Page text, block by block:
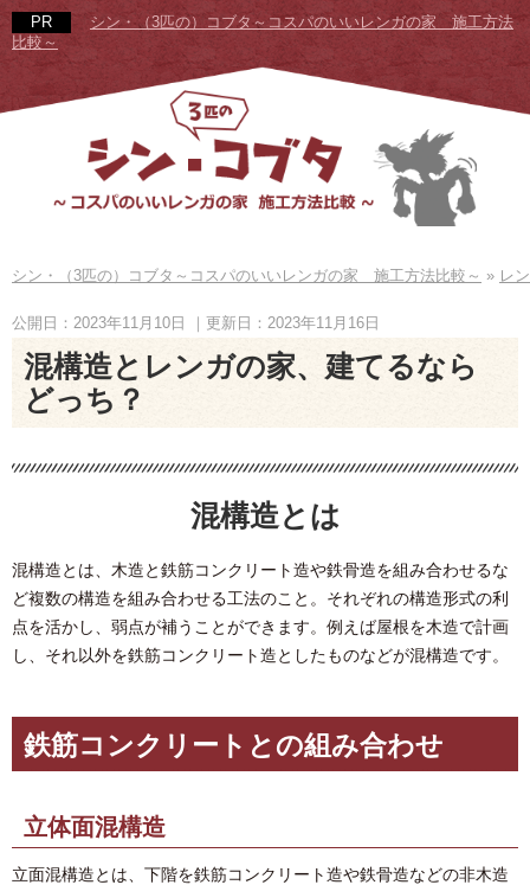
シン・（3匹の）コブタ～コスパのいいレンガの家 施工方法
比較～
シン・（3匹の）コブタ～コスパのいいレンガの家 施工方法比較～ » レ
公開日：2023年11月10日 ｜更新日：2023年11月16日
混構造とレンガの家、建てるなら
どっち？
混構造とは
混構造とは、木造と鉄筋コンクリート造や鉄骨造を組み合わせるな
ど複数の構造を組み合わせる工法のこと。それぞれの構造形式の利
点を活かし、弱点が補うことができます。例えば屋根を木造で計画
し、それ以外を鉄筋コンクリート造としたものなどが混構造です。
鉄筋コンクリートとの組み合わせ
立体面混構造
立面混構造とは、下階を鉄筋コンクリート造や鉄骨造などの非木造